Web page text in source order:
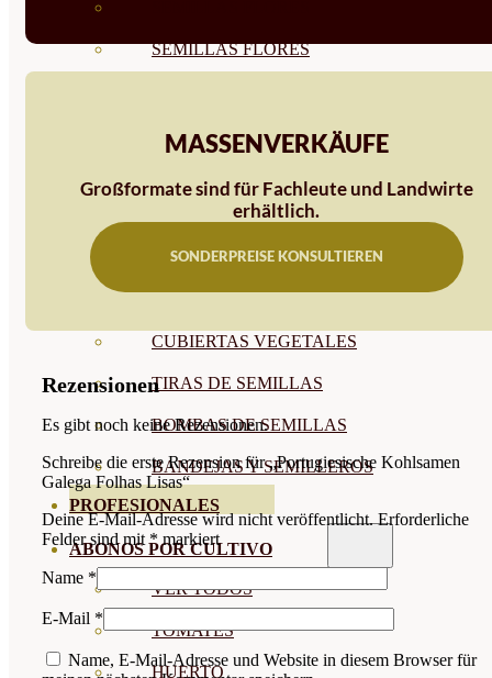
SEMILLAS FLORES
SEMILLAS TRADICIONALES
SEMILLAS RAÍZ
SEMILLAS LEGUMINOSAS
CUBIERTAS VEGETALES
TIRAS DE SEMILLAS
BOMBAS DE SEMILLAS
BANDEJAS Y SEMILLEROS
PROFESIONALES
ABONOS POR CULTIVO
VER TODOS
TOMATES
HUERTO
MASSENVERKÄUFE
Großformate sind für Fachleute und Landwirte
erhältlich.
SONDERPREISE KONSULTIEREN
Rezensionen
Es gibt noch keine Rezensionen.
Schreibe die erste Rezension für „Portugiesische Kohlsamen
Galega Folhas Lisas“
Deine E-Mail-Adresse wird nicht veröffentlicht. Erforderliche
Felder sind mit* markiert
Name *
E-Mail *
Name, E-Mail-Adresse und Website in diesem Browser für